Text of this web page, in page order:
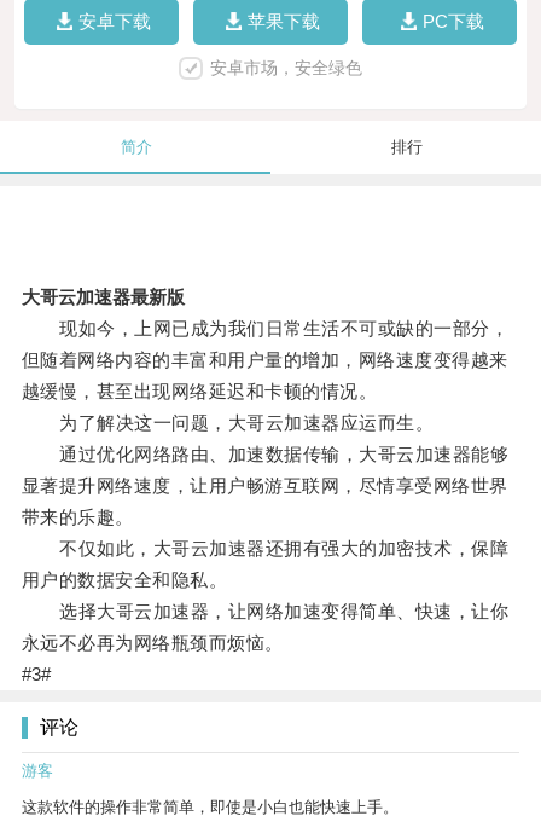
安卓下载 苹果下载 PC下载
安卓市场，安全绿色
简介 排行
大哥云加速器最新版
现如今，上网已成为我们日常生活不可或缺的一部分，
但随着网络内容的丰富和用户量的增加，网络速度变得越来
越缓慢，甚至出现网络延迟和卡顿的情况。
为了解决这一问题，大哥云加速器应运而生。
通过优化网络路由、加速数据传输，大哥云加速器能够
显著提升网络速度，让用户畅游互联网，尽情享受网络世界
带来的乐趣。
不仅如此，大哥云加速器还拥有强大的加密技术，保障
用户的数据安全和隐私。
选择大哥云加速器，让网络加速变得简单、快速，让你
永远不必再为网络瓶颈而烦恼。
#3#
评论
游客
这款软件的操作非常简单，即使是小白也能快速上手。